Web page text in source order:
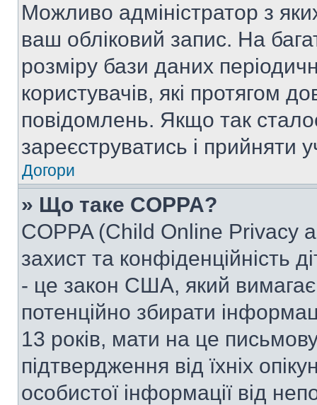
Можливо адміністратор з
ваш обліковий запис. На
розміру бази даних
користувачів, які протягом
повідомлень. Якщо так
зареєструватись і прийняти
Догори
» Що таке COPPA?
COPPA (Child Online Privacy
захист та конфіденційність
- це закон США, який вимагає
потенційно збирати
13 років, мати на це письмову
підтвердження від їхніх
особистої інформації від